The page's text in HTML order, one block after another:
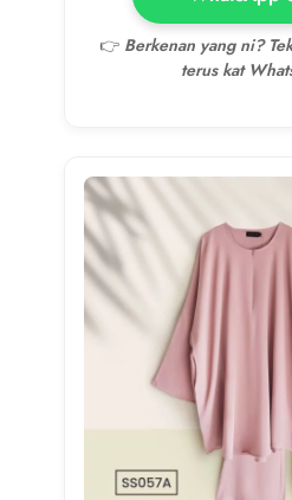
👉 Berkenan yang ni?
terus kat